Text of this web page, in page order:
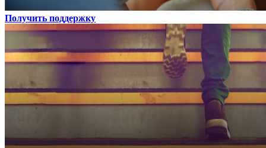
Получить поддержку